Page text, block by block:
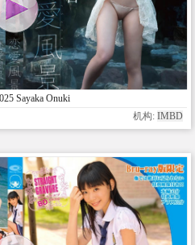
Sayaka Onuki
机构: IMBD